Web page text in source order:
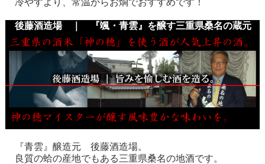
後藤酒造場 ｜ 『颯・青雲』を醸す三重県桑名の蔵元
『青雲』醸造元 後藤酒造場。
良質の蛤の産地でもある三重県桑名の地酒です。